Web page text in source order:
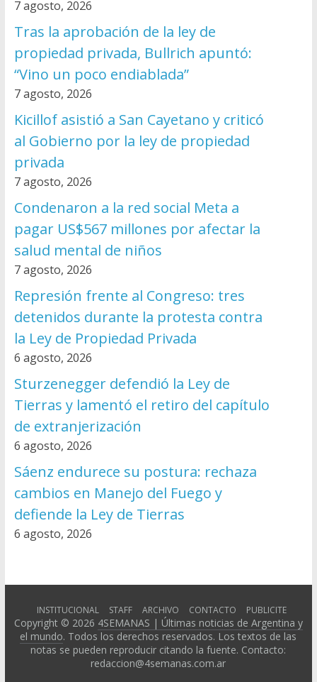
7 agosto, 2026
Tras la aprobación de la ley de
propiedad privada, Bullrich apuntó:
“Vino un poco endiablada”
7 agosto, 2026
Kicillof asistió a San Cayetano y criticó
al Gobierno por la ley de propiedad
privada
7 agosto, 2026
Condenaron a la red social Meta a
pagar US$567 millones por afectar la
salud mental de niños
7 agosto, 2026
Represión frente al Congreso: tres
detenidos durante la protesta contra
la Ley de Propiedad Privada
6 agosto, 2026
Sturzenegger defendió la Ley de
Tierras y lamentó el retiro del capítulo
de extranjerización
6 agosto, 2026
Sáenz endurece su postura: rechaza
cambios en Manejo del Fuego y
defiende la Ley de Tierras
6 agosto, 2026
INSTITUCIONAL STAFF ARCHIVO CONTACTO PUBLICITE
Copyright © 2026 4SEMANAS | Últimas noticias de Argentina y
el mundo. Todos los derechos reservados. Los textos de las
notas se pueden reproducir citando la fuente. Contacto:
redaccion@4semanas.com.ar